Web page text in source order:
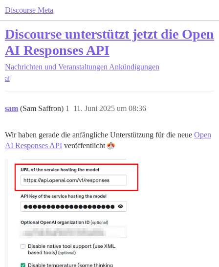
Discourse Meta
Discourse unterstützt jetzt die Open
AI Responses API
Nachrichten und Veranstaltungen Ankündigungen
ai
sam (Sam Saffron) 11. Juni 2025 um 08:36
1
Wir haben gerade die anfängliche Unterstützung für die neue Open
AI Responses API veröffentlicht